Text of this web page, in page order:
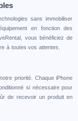
sans immobiliser
en fonction des
vous bénéficiez de
à toutes vos attentes.
priorité. Chaque iPhone
si nécessaire pour
de recevoir un produit en